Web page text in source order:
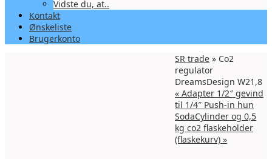
Vidste du, at..
Kontakt
Ønskeliste
Brugerkonto
SR trade » Co2
regulator
DreamsDesign W21,8
« Adapter 1/2″ gevind
til 1/4″ Push-in hun
SodaCylinder og 0,5
kg co2 flaskeholder
(flaskekurv) »